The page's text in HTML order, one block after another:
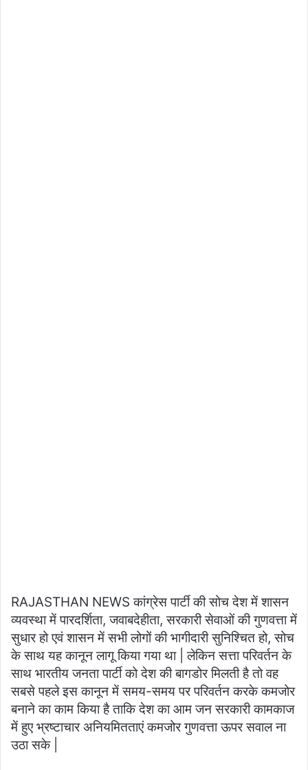
RAJASTHAN NEWS कांग्रेस पार्टी की सोच देश में शासन
व्यवस्था में पारदर्शिता, जवाबदेहीता, सरकारी सेवाओं की गुणवत्ता में
सुधार हो एवं शासन में सभी लोगों की भागीदारी सुनिश्चित हो, सोच
के साथ यह कानून लागू किया गया था | लेकिन सत्ता परिवर्तन के
साथ भारतीय जनता पार्टी को देश की बागडोर मिलती है तो वह
सबसे पहले इस कानून में समय-समय पर परिवर्तन करके कमजोर
बनाने का काम किया है ताकि देश का आम जन सरकारी कामकाज
में हुए भ्रष्टाचार अनियमितताएं कमजोर गुणवत्ता ऊपर सवाल ना
उठा सके |